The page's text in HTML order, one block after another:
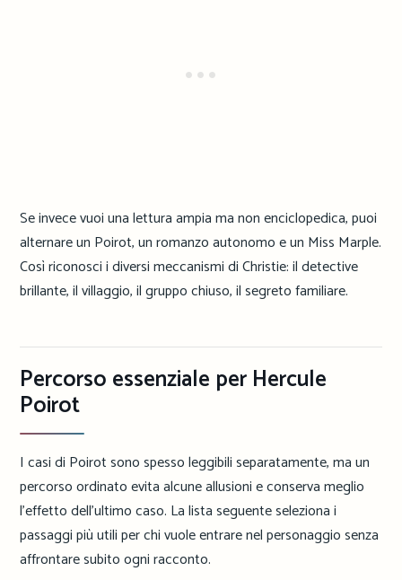
Se invece vuoi una lettura ampia ma non enciclopedica, puoi
alternare un Poirot, un romanzo autonomo e un Miss Marple.
Così riconosci i diversi meccanismi di Christie: il detective
brillante, il villaggio, il gruppo chiuso, il segreto familiare.
Percorso essenziale per Hercule
Poirot
I casi di Poirot sono spesso leggibili separatamente, ma un
percorso ordinato evita alcune allusioni e conserva meglio
l’effetto dell’ultimo caso. La lista seguente seleziona i
passaggi più utili per chi vuole entrare nel personaggio senza
affrontare subito ogni racconto.